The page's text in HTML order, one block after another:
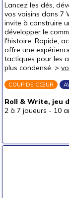
Lancez les dés,
vos voisins dans 7
invite à construire
développer le
l'histoire. Rapide,
offre une
tactiques pour les
plus condensé. >
COUP DE CŒUR
Roll & Write, jeu
2 à 7 joueurs - 10